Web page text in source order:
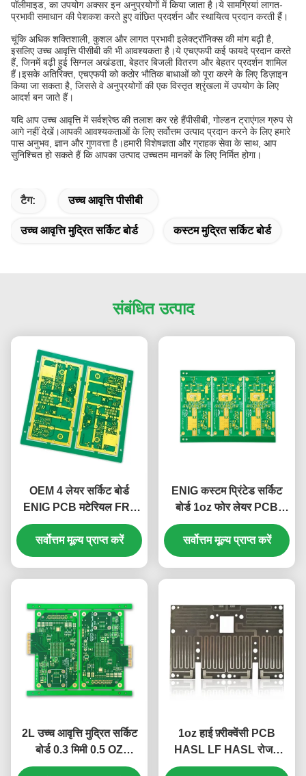
पॉलीमाइड, का उपयोग अक्सर इन अनुप्रयोगों में किया जाता है।ये सामग्रियां लागत-
प्रभावी समाधान की पेशकश करते हुए वांछित प्रदर्शन और स्थायित्व प्रदान करती हैं।
चूंकि अधिक शक्तिशाली, कुशल और लागत प्रभावी इलेक्ट्रॉनिक्स की मांग बढ़ी है,
इसलिए उच्च आवृत्ति पीसीबी की भी आवश्यकता है।ये एचएफपी कई फायदे प्रदान करते
हैं, जिनमें बढ़ी हुई सिग्नल अखंडता, बेहतर बिजली वितरण और बेहतर प्रदर्शन शामिल
हैं।इसके अतिरिक्त, एचएफपी को कठोर भौतिक बाधाओं को पूरा करने के लिए डिज़ाइन
किया जा सकता है, जिससे वे अनुप्रयोगों की एक विस्तृत श्रृंखला में उपयोग के लिए
आदर्श बन जाते हैं।
यदि आप उच्च आवृत्ति में सर्वश्रेष्ठ की तलाश कर रहे हैंपीसीबी, गोल्डन ट्राएंगल ग्रुप से
आगे नहीं देखें।आपकी आवश्यकताओं के लिए सर्वोत्तम उत्पाद प्रदान करने के लिए हमारे
पास अनुभव, ज्ञान और गुणवत्ता है।हमारी विशेषज्ञता और ग्राहक सेवा के साथ, आप
सुनिश्चित हो सकते हैं कि आपका उत्पाद उच्चतम मानकों के लिए निर्मित होगा।
टैग: उच्च आवृत्ति पीसीबी
उच्च आवृत्ति मुद्रित सर्किट बोर्ड कस्टम मुद्रित सर्किट बोर्ड
संबंधित उत्पाद
OEM 4 लेयर सर्किट बोर्ड
ENIG PCB मटेरियल FR4
1oz प्लेटिंग गोल्ड 30u”
सर्वोत्तम मूल्य प्राप्त करें
ENIG कस्टम प्रिंटेड सर्किट
बोर्ड 1oz फोर लेयर PCB
FR4+Lsola
सर्वोत्तम मूल्य प्राप्त करें
2L उच्च आवृत्ति मुद्रित सर्किट
बोर्ड 0.3 मिमी 0.5 OZ
इलेक्ट्रॉनिक घटक
1oz हाई फ़्रीक्वेंसी PCB
HASL LF HASL रोजर्स
मल्टीलेयर PCB बोर्ड